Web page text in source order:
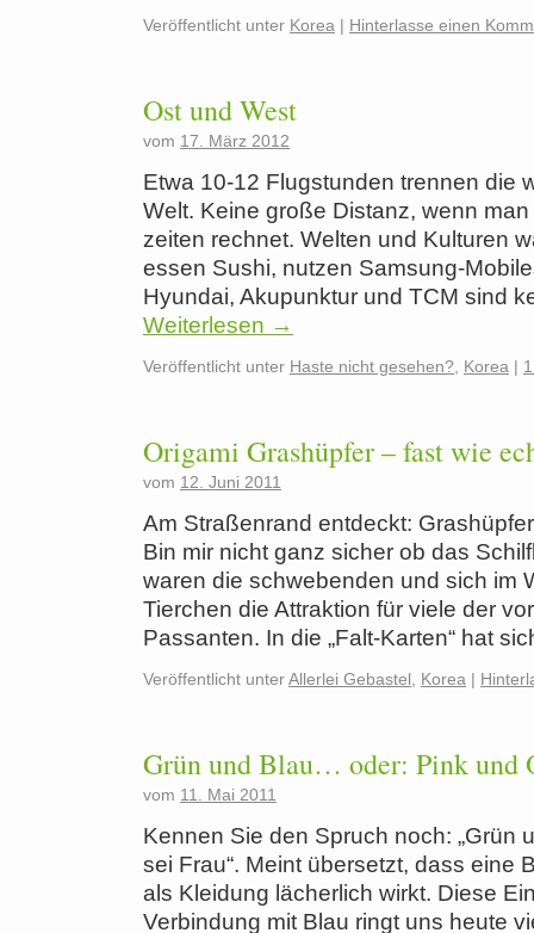
Veröffentlicht unter Korea | Hinterlasse einen
Ost und West
vom 17. März 2012
Etwa 10-12 Flugstunden trennen die
Welt. Keine große Distanz, wenn
zeiten rechnet. Welten und Kulturen
essen Sushi, nutzen Samsung-
Hyundai, Akupunktur und TCM sind
Weiterlesen →
Veröffentlicht unter Haste nicht gesehen? Korea |
Origami Grashüpfer – fast wie
vom 12. Juni 2011
Am Straßenrand entdeckt:
Bin mir nicht ganz sicher ob das
waren die schwebenden und sich im
Tierchen die Attraktion für viele der
Passanten. In die „Falt-Karten“ hat
Veröffentlicht unterAllerlei Gebastel Korea |
Grün und Blau… oder: Pink und
vom 11. Mai 2011
Kennen Sie den Spruch noch: „Grün
sei Frau“. Meint übersetzt, dass eine
als Kleidung lächerlich wirkt. Diese
Verbindung mit Blau ringt uns heute